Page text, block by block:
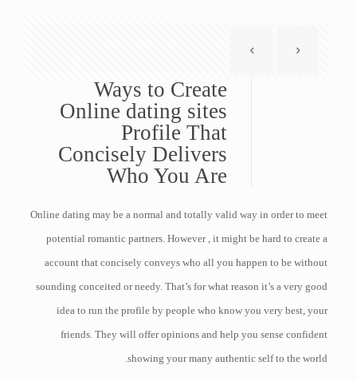
Ways to Create
Online dating sites
Profile That
Concisely Delivers
Who You Are
Online dating may be a normal and totally valid way in order to meet
potential romantic partners. However , it might be hard to create a
account that concisely conveys who all you happen to be without
sounding conceited or needy. That’s for what reason it’s a very good
idea to run the profile by people who know you very best, your
friends. They will offer opinions and help you sense confident
showing your many authentic self to the world.